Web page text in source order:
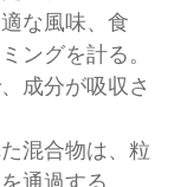
な風味、食
ングを計る。
成分が吸収さ
混合物は、粒